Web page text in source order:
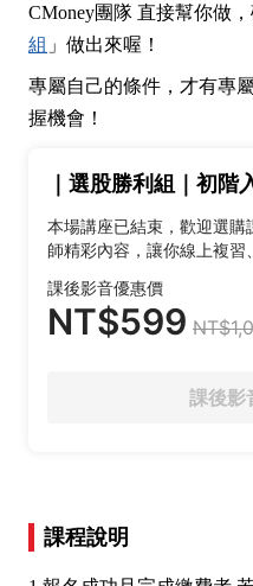
CMoney團隊 直接幫你做
組 」做出來喔！
專屬自己的條件，才有專
握機會！
｜選股勝利組｜初階
本場講座已結束，歡迎選
師精彩內容，讓你線上複習
課後影音優惠價
NT$599
課後影
課程說明